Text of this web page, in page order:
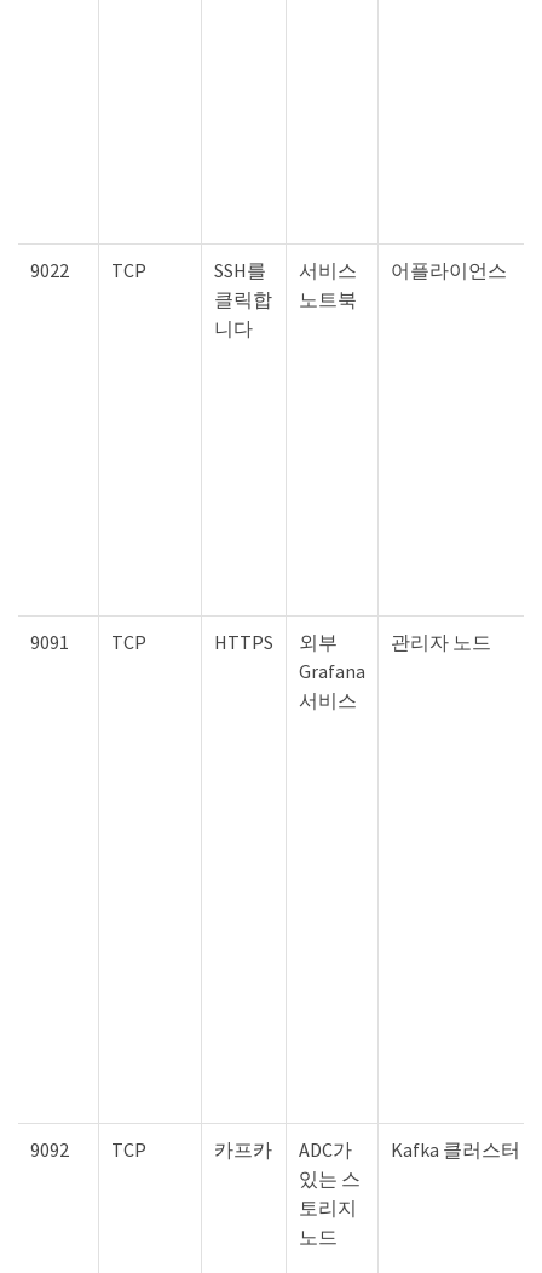
9022 TCP
SSH를
클릭합
니다
서비스
노트북
어플라이언스
9091 TCP HTTPS
외부
Grafana
서비스
관리자 노드
9092 TCP 카프카
ADC가
있는 스
토리지
노드
Kafka 클러스터